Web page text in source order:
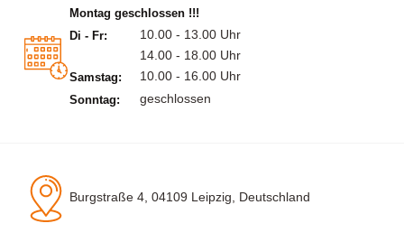
Montag geschlossen !!!
Di - Fr:
10.00 - 13.00 Uhr
14.00 - 18.00 Uhr
Samstag: 10.00 - 16.00 Uhr
Sonntag: geschlossen
Burgstraße 4, 04109 Leipzig, Deutschland